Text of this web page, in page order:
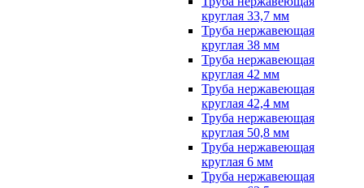
круглая 33,7 мм
Труба нержавеющая
круглая 38 мм
Труба нержавеющая
круглая 42 мм
Труба нержавеющая
круглая 42,4 мм
Труба нержавеющая
круглая 50,8 мм
Труба нержавеющая
круглая 6 мм
Труба нержавеющая